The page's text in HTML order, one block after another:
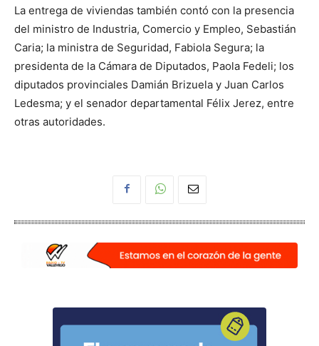
La entrega de viviendas también contó con la presencia
del ministro de Industria, Comercio y Empleo, Sebastián
Caria; la ministra de Seguridad, Fabiola Segura; la
presidenta de la Cámara de Diputados, Paola Fedeli; los
diputados provinciales Damián Brizuela y Juan Carlos
Ledesma; y el senador departamental Félix Jerez, entre
otras autoridades.